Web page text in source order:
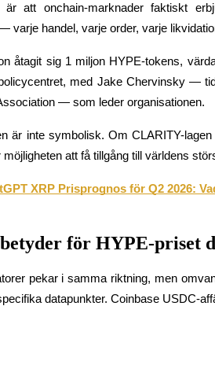
att onchain-marknader faktiskt
varje handel, varje order, varje
åtagit sig 1 miljon HYPE-tokens,
med Jake Chervinsky —
— som leder organisationen.
är inte symbolisk. Om CLARITY-
möjligheten att få tillgång till världens
XRP Prisprognos för Q2 2026:
för HYPE-priset
pekar i samma riktning, men
datapunkter. Coinbase USDC-